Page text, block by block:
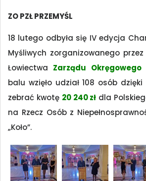
ZO PZŁ PRZEMYŚL
18 lutego odbyła się IV edycja
Myśliwych zorganizowanego
Łowiectwa Zarządu Okręgowego
balu wzięło udział 108 osób
zebrać kwotę 20 240 zł dla
na Rzecz Osób z
„Koło”.